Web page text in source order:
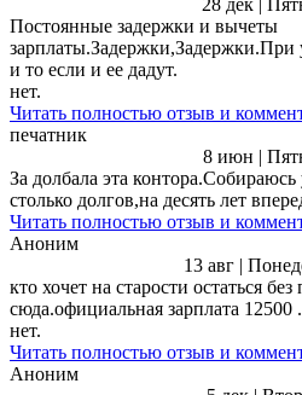
Постоянные задержки и вычеты
зарплаты.Задержки,Задержки.При
и то если и ее дадут.
нет.
Читать полностью отзыв и
печатник
8 июн |
За долбала эта
столько долгов,на десять лет
Читать полностью отзыв и
Аноним
13 авг |
кто хочет на старости остаться
сюда.официальная зарплата 12500 .
нет.
Читать полностью отзыв и
Аноним